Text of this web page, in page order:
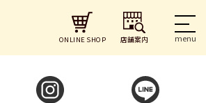
ONLINE SHOP 店舗案内
Next:アミュプラザ鹿児島店